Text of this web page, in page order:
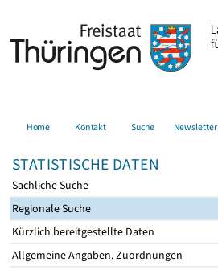
Home Kontakt Suche Newsletter
STATISTISCHE DATEN
Sachliche Suche
Regionale Suche
Kürzlich bereitgestellte Daten
Allgemeine Angaben, Zuordnungen